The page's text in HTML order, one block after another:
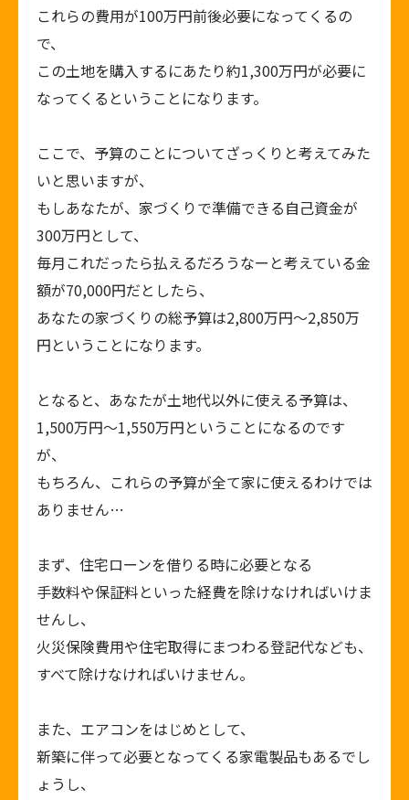
これらの費用が100万円前後必要になってくるの
で、
この土地を購入するにあたり約1,300万円が必要に
なってくるということになります。
ここで、予算のことについてざっくりと考えてみた
いと思いますが、
もしあなたが、家づくりで準備できる自己資金が
300万円として、
毎月これだったら払えるだろうなーと考えている金
額が70,000円だとしたら、
あなたの家づくりの総予算は2,800万円～2,850万
円ということになります。
となると、あなたが土地代以外に使える予算は、
1,500万円～1,550万円ということになるのです
が、
もちろん、これらの予算が全て家に使えるわけでは
ありません…
まず、住宅ローンを借りる時に必要となる
手数料や保証料といった経費を除けなければいけま
せんし、
火災保険費用や住宅取得にまつわる登記代なども、
すべて除けなければいけません。
また、エアコンをはじめとして、
新築に伴って必要となってくる家電製品もあるでし
ょうし、